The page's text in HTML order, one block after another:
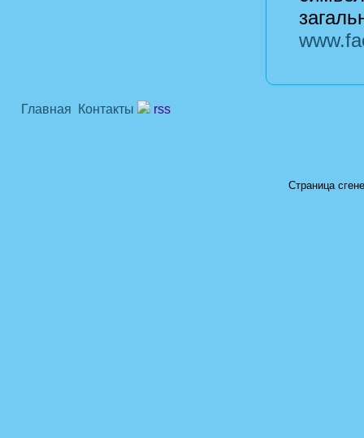
Главная Контакты rss
Страница